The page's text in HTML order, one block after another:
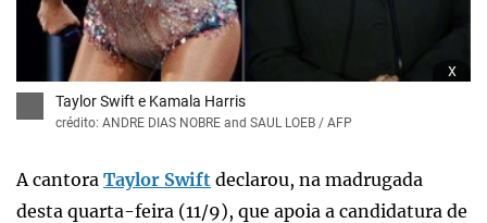
x
Taylor Swift e Kamala Harris
crédito: ANDRE DIAS NOBRE and SAUL LOEB / AFP
A cantora Taylor Swift declarou, na madrugada
desta quarta-feira (11/9), que apoia a candidatura de